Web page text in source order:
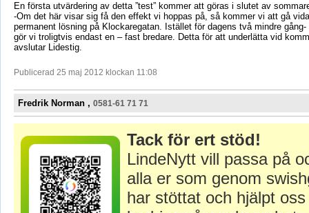
En första utvärdering av detta ”test” kommer att göras i slutet av
-Om det här visar sig få den effekt vi hoppas på, så kommer vi att gå
permanent lösning på Klockaregatan. Istället för dagens två mindre
gör vi troligtvis endast en – fast bredare. Detta för att underlätta vid
avslutar Lidestig.
Publicerad 25 maj 2012 klockan 11:08
Fredrik Norman , 0581-61 71 71
Tack för ert stöd!
LindeNytt vill passa på
alla er som genom
har stöttat och hjälpt